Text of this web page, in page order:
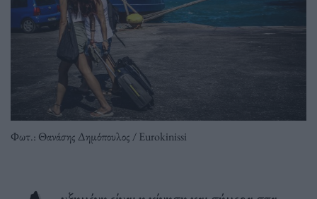
Φωτ.: Θανάσης Δημόπουλος / Eurokinissi